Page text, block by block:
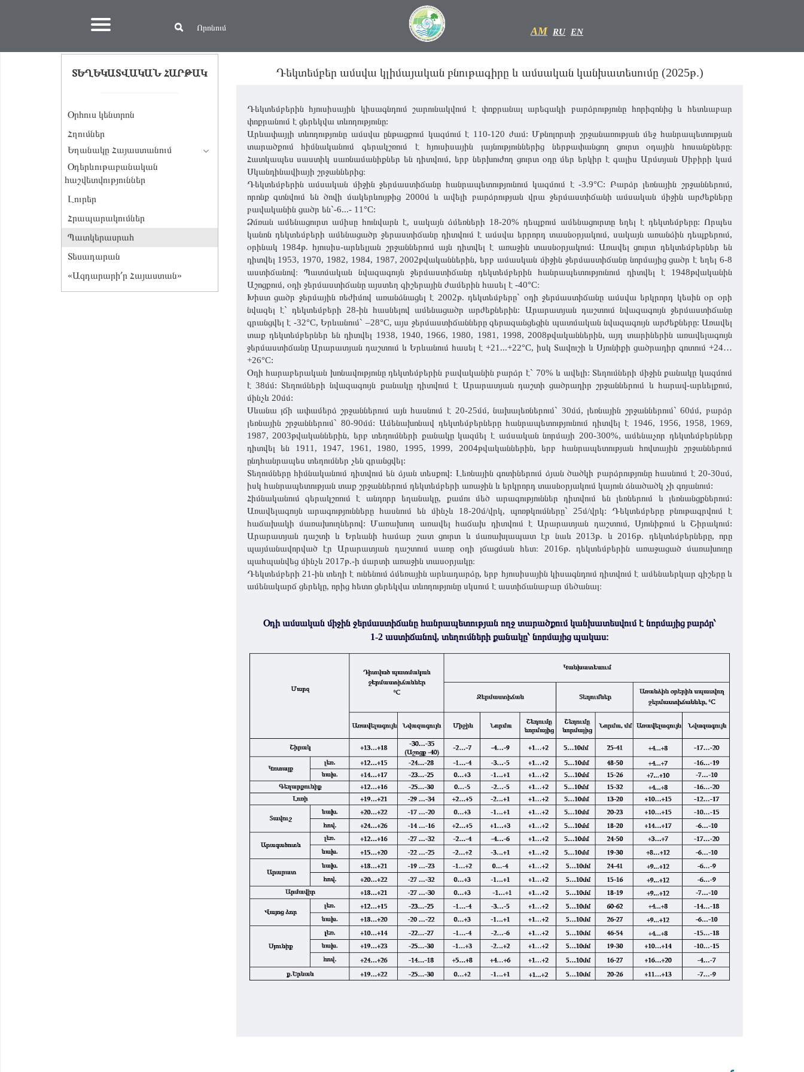
AM RU EN
ՏԵՂԵԿԱՏՎԱԿԱՆ ՀԱՐԹԱԿ
Օրհուս կենտրոն
Հղումներ
Եղանակը Հայաստանում
Օդերևութաբանական
հաշվետվություններ
Լուրեր
Հրապարակումներ
Պատկերասրահ
Տեսադարան
«Ազդարարի՛ր Հայաստան»
Դեկտեմբեր ամսվա կլիմայական բնութագիրը և ամսական կանխատեսումը (2025թ.)
Դեկտեմբերին հյուսիսային կիսագնդում շարունակվում է փոքրանալ արեգակի բարձրությունը հորիզոնից և հետևաբար
փոքրանում է ցերեկվա տևողությունը:
Արևափայլի տևողությունը ամսվա ընթացքում կազմում է 110-120 ժամ: Մթնոլորտի շրջանառության մեջ հանրապետության
տարածքում հիմնականում գերակշռում է հյուսիսային լայնություններից ներթափանցող ցուրտ օդային հոսանքները։
Հատկապես սաստիկ սառնամանիքներ են դիտվում, երբ ներխուժող ցուրտ օդը մեր երկիր է գալիս Արմտյան Սիբիրի կամ
Սկանդինավիայի շրջաններից։
Դեկտեմբերին ամսական միջին ջերմաստիճանը հանրապետությունում կազմում է -3.9°C: Բարձր լեռնային շրջաններում,
որոնք գտնվում են ծովի մակերևույթից 2000մ և ավելի բարձրության վրա ջերմաստիճանի ամսական միջին արժեքները
բավականին ցածր են`-6...- 11°C:
Ձմռան ամենացուրտ ամիսը հունվարն է, սակայն ձմեռների 18-20% դեպքում ամենացուրտը եղել է դեկտեմբերը: Որպես
կանոն դեկտեմբերի ամենացածր ջերաստիճանը դիտվում է ամսվա երրորդ տասնօրյակում, սակայն առանձին դեպքերում,
օրինակ 1984թ. հյուսիս-արևելյան շրջաններում այն դիտվել է առաջին տասնօրյակում: Առավել ցուրտ դեկտեմբերներ են
դիտվել 1953, 1970, 1982, 1984, 1987, 2002թվականներին, երբ ամասկան միջին ջերմաստիճանը նորմայից ցածր է եղել 6-8
աստիճանով։ Պատմական նվազագույն ջերմաստիճանը դեկտեմբերին հանրապետությունում դիտվել է 1948թվականին
Աշոցքում, օդի ջերմաստիճանը այստեղ գիշերային ժամերին հասել է -40°C։
Խիստ ցածր ջերմային ռեժիմով առանձնացել է 2002թ. դեկտեմբերը` օդի ջերմաստիճանը ամսվա երկրորդ կեսին օր օրի
նվազել է` դեկտեմբերի 28-ին հասնելով ամենացածր արժեքներին: Արարատյան դաշտում նվազագույն ջերմաստիճանը
գրանցվել է -32°C, Երևանում` –28°C, այս ջերմաստիճանները գերազանցեցին պատմական նվազագույն արժեքները: Առավել
տաք դեկտեմբերներ են դիտվել 1938, 1940, 1966, 1980, 1981, 1998, 2008թվականներին, այդ տարիներին առավելագույն
ջերմաստիճանը Արարատյան դաշտում և Երևանում հասել է +21...+22°C, իսկ Տավուշի և Սյունիքի ցածրադիր գոտում +24…
+26°C:
Օդի հարաբերական խոնավությունը դեկտեմբերին բավականին բարձր է` 70% և ավելի: Տեղումների միջին քանակը կազմում
է 38մմ: Տեղումների նվազագույն քանակը դիտվում է Արարատյան դաշտի ցածրադիր շրջաններում և հարավ-արևելքում,
մինչև 20մմ:
Սևանա լճի ափամերձ շրջաններում այն հասնում է 20-25մմ, նախալեռներում` 30մմ, լեռնային շրջաններում` 60մմ, բարձր
լեռնային շրջաններում` 80-90մմ: Ամենախոնավ դեկտեմբերները հանրապետությունում դիտվել է 1946, 1956, 1958, 1969,
1987, 2003թվականներին, երբ տեղումների քանակը կազմել է ամսական նորմայի 200-300%, ամենաչոր դեկտեմբերները
դիտվել են 1911, 1947, 1961, 1980, 1995, 1999, 2004թվականներին, երբ հանրապետության հովտային շրջաններում
ընդհանրապես տեղումներ չեն գրանցվել:
Տեղումները հիմնականում դիտվում են ձյան տեսքով: Լեռնային գոտիներում ձյան ծածկի բարձրությունը հասնում է 20-30սմ,
իսկ հանրապետության տաք շրջաններում դեկտեմբերի առաջին և երկրորդ տասնօրյակում կայուն ձնածածկ չի գոյանում:
Հիմնականում գերակշռում է անդորր եղանակը, քամու մեծ արագություններ դիտվում են լեռներում և լեռնանցքներում:
Առավելագույն արագությունները հասնում են մինչև 18-20մ/վրկ, պոռթկումները` 25մ/վրկ: Դեկտեմբերը բնութագրվում է
հաճախակի մառախուղներով: Մառախուղ առավել հաճախ դիտվում է Արարատյան դաշտում, Սյունիքում և Շիրակում:
Արարատյան դաշտի և Երևանի համար շատ ցուրտ և մառախլապատ էր նաև 2013թ. և 2016թ. դեկտեմբերները, որը
պայմանավորված էր Արարատյան դաշտում սառը օդի լճացման հետ։ 2016թ. դեկտեմբերին առաջացած մառախուղը
պահպանվեց մինչև 2017թ.-ի մարտի առաջին տասօրյակը։
Դեկտեմբերի 21-ին տեղի է ունենում ձմեռային արևադարձը, երբ հյուսիսային կիսագնդում դիտվում է ամենաերկար գիշերը և
ամենակարճ ցերեկը, որից հետո ցերեկվա տևողությունը սկսում է աստիճանաբար մեծանալ։
Օդի ամսական միջին ջերմաստիճանը հանրապետության ողջ տարածքում կանխատեսվում է նորմայից բարձր՝
1-2 աստիճանով, տեղումների քանակը՝ նորմայից պակաս։